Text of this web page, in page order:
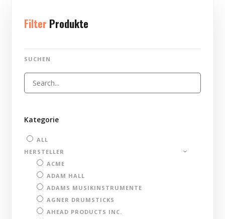
Filter Produkte
SUCHEN
Kategorie
ALL
HERSTELLER
ACME
ADAM HALL
ADAMS MUSIKINSTRUMENTE
AGNER DRUMSTICKS
AHEAD PRODUCTS INC.